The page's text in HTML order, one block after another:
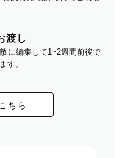
渡し
に編集して1~2週間前後で
す。
ちら